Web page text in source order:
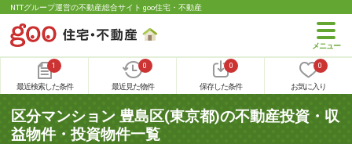
NTTグループ運営の不動産総合サイト goo住宅・不動産
1
最近検索した条件
0
最近見た物件
0
保存した条件
0
お気に入り
区分マンション 豊島区(東京都)の不動産投資・収
益物件・投資物件一覧